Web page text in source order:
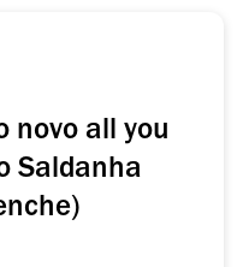
novo all you
Saldanha